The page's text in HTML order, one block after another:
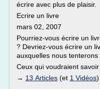
écrire avec plus de plaisir.
Ecrire un livre
mars 02, 2007
Pourriez-vous écrire un
? Devriez-vous écrire un
auxquelles nous
Ceux qui voudraient
→ 13 Articles (et 1 Vidéos